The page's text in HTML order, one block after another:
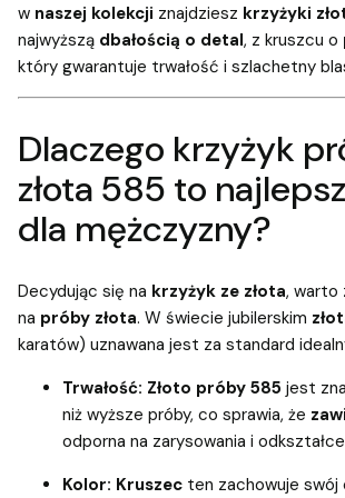
w naszej kolekcji znajdziesz krzyżyki
najwyższą dbałością o detal, z kruszcu o
który gwarantuje trwałość i szlachetny
Dlaczego krzyżyk
złota 585 to
dla mężczyzny?
Decydując się na krzyżyk ze złota, warto
na próby złota. W świecie jubilerskim
karatów) uznawana jest za standard
Trwałość: Złoto próby 585 jest
niż wyższe próby, co sprawia, że
odporna na zarysowania i
Kolor: Kruszec ten zachowuje swój